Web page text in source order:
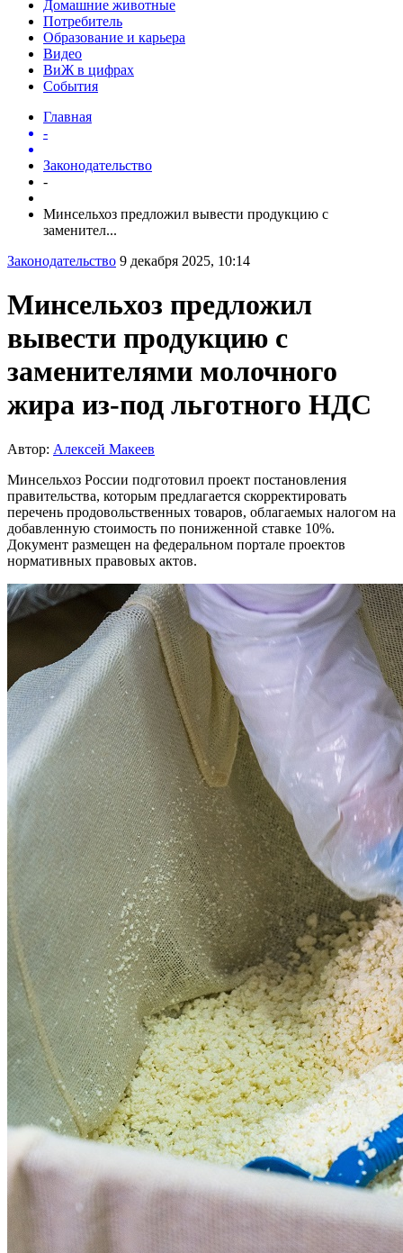
Домашние животные
Потребитель
Образование и карьера
Видео
ВиЖ в цифрах
События
Главная
-
Законодательство
-
Минсельхоз предложил вывести продукцию с
заменител...
Законодательство 9 декабря 2025, 10:14
Минсельхоз предложил
вывести продукцию с
заменителями молочного
жира из-под льготного НДС
Автор: Алексей Макеев
Минсельхоз России подготовил проект постановления
правительства, которым предлагается скорректировать
перечень продовольственных товаров, облагаемых налогом на
добавленную стоимость по пониженной ставке 10%.
Документ размещен на федеральном портале проектов
нормативных правовых актов.